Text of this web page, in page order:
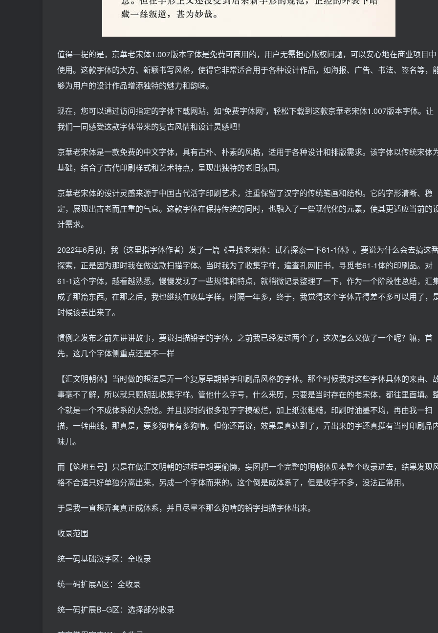
值得一提的是，京華老宋体1.007版本字体是免费可商用的，用户无需担心版权问题，可以安心地在商业项目中
使用。这款字体的大方、新颖书写风格，使得它非常适合用于各种设计作品，如海报、广告、书法、签名等，
够为用户的设计作品增添独特的魅力和韵味。
现在，您可以通过访问指定的字体下载网站，如“免费字体网”，轻松下载到这款京華老宋体1.007版本字体。让
我们一同感受这款字体带来的复古风情和设计灵感吧！
京華老宋体是一款免费的中文字体，具有古朴、朴素的风格，适用于各种设计和排版需求。该字体以传统宋体
基础，结合了古代印刷样式和艺术特点，呈现出独特的老旧氛围。
京華老宋体的设计灵感来源于中国古代活字印刷艺术，注重保留了汉字的传统笔画和结构。它的字形清晰、稳
定，展现出古老而庄重的气息。这款字体在保持传统的同时，也融入了一些现代化的元素，使其更适应当前的
计需求。
2022年6月初，我（这里指字体作者）发了一篇《寻找老宋体：试着探索一下61-1体》。要说为什么会去搞这
探索，正是因为那时我在做这款扫描字体。当时我为了收集字样，遍查孔网旧书，寻觅老61-1体的印刷品。对
61-1这个字体，越看越熟悉，慢慢发现了一些规律和特点，就稍微记录整理了一下，作为一个阶段性总结，汇
成了那篇东西。在那之后，我也继续在收集字样。时隔一年多，终于，我觉得这个字体弄得差不多可以用了，
时候该丢出来了。
惯例之发布之前先讲讲故事，要说扫描铅字的字体，之前我已经发过两个了，这次怎么又做了一个呢？嘛，首
先，这几个字体侧重点还是不一样
【汇文明朝体】当时做的想法是弄一个复原早期铅字印刷品风格的字体。那个时候我对这些字体具体的来由、
事毫不了解，所以就只顾胡乱收集字样。管他什么字号，什么来历，只要是当时存在的老宋体，都往里面填。
个就是一个不成体系的大杂烩。并且那时的很多铅字字模破烂，加上纸张粗糙，印刷时油墨不均，再由我一扫
描，一转曲线，那真是，要多狗啃有多狗啃。但你还甭说，效果是真达到了，弄出来的字还真挺有当时印刷品
味儿。
而【筑地五号】只是在做汇文明朝的过程中想要偷懒，妄图把一个完整的明朝体见本整个收录进去，结果发现
格不合适只好单独分离出来，另成一个字体而来的。这个倒是成体系了，但是收字不多，没法正常用。
于是我一直想弄套真正成体系，并且尽量不那么狗啃的铅字扫描字体出来。
收录范围
统一码基础汉字区：全收录
统一码扩展A区：全收录
统一码扩展B–G区：选择部分收录